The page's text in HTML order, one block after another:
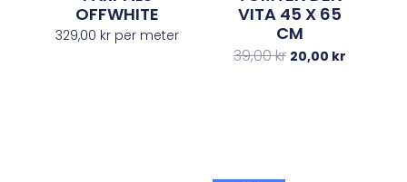
OFFWHITE
329,00 kr per meter
VITA 45 X 65
CM
39,00kr 20,00 kr